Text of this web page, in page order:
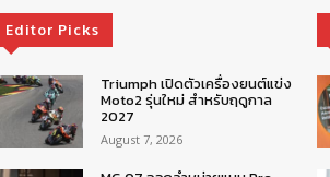
Editor Picks
Triumph เปิดตัวเครื่องยนต์แข่ง
Moto2 รุ่นใหม่ สำหรับฤดูกาล
2027
August 7, 2026